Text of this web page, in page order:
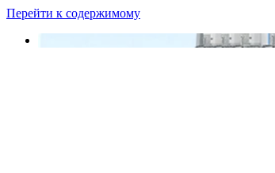
Перейти к содержимому